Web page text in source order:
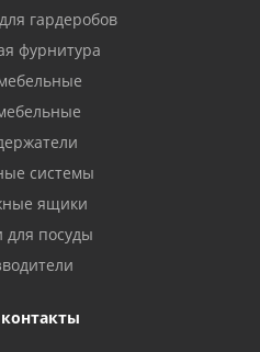
гардеробов
фурнитура
системы
ящики
для посуды